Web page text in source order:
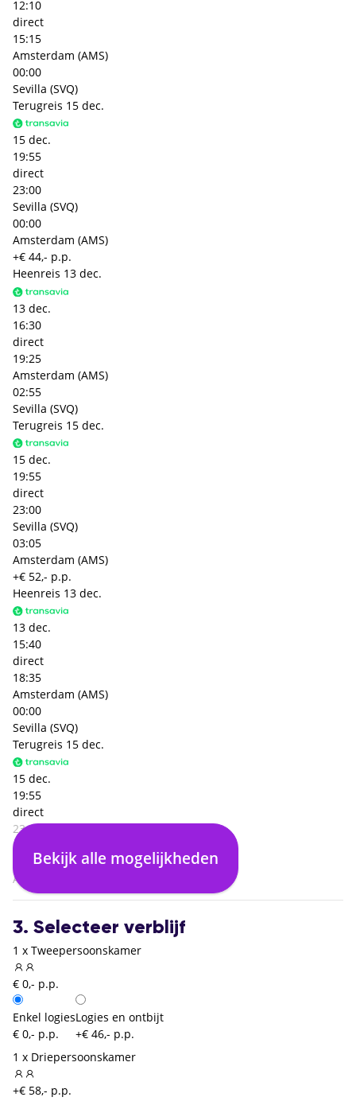
12:10
direct
15:15
Amsterdam (AMS)
00:00
Sevilla (SVQ)
Terugreis 15 dec.
15 dec.
19:55
direct
23:00
Sevilla (SVQ)
00:00
Amsterdam (AMS)
+€ 44,- p.p.
Heenreis 13 dec.
13 dec.
16:30
direct
19:25
Amsterdam (AMS)
02:55
Sevilla (SVQ)
Terugreis 15 dec.
15 dec.
19:55
direct
23:00
Sevilla (SVQ)
03:05
Amsterdam (AMS)
+€ 52,- p.p.
Heenreis 13 dec.
13 dec.
15:40
direct
18:35
Amsterdam (AMS)
00:00
Sevilla (SVQ)
Terugreis 15 dec.
15 dec.
19:55
direct
23:00
Sevilla (SVQ)
00:00
Amsterdam (AMS)
Bekijk alle mogelijkheden
3. Selecteer verblijf
1 x Tweepersoonskamer
€ 0,- p.p.
Enkel logies
€ 0,- p.p.
Logies en ontbijt
+€ 46,- p.p.
1 x Driepersoonskamer
+€ 58,- p.p.